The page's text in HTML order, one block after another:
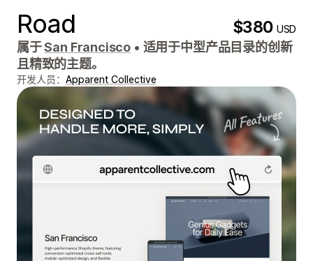
Road $380USD
属于San Francisco • 适用于中型产品目录的创新
且精致的主题。
开发人员： Apparent Collective